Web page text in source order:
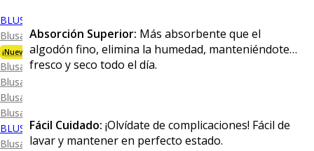
BLUSA
Blusa Premium Bambú
¡Nueva Colección!
Blusa Performance
Blusa Piqué
Blusa Oxford
Blusa de Vestir
BLUSA SPORT
Blusa Sport Lisa
Absorción Superior: Más absorbente que el
algodón fino, elimina la humedad, manteniéndote
fresco y seco todo el día.
Fácil Cuidado: ¡Olvídate de complicaciones! Fácil de
lavar y mantener en perfecto estado.